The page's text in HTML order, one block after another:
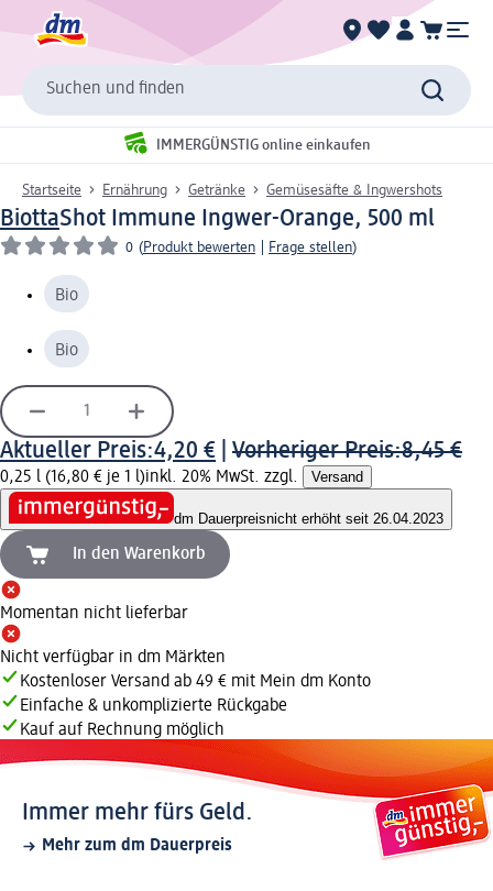
Suchen und finden
IMMERGÜNSTIG online einkaufen
Startseite Ernährung Getränke Gemüsesäfte & Ingwershots
BiottaShot Immune Ingwer-Orange, 500 ml
0 (Produkt bewerten Frage stellen)
Bio
Bio
Aktueller Preis:4,20 € Vorheriger Preis:8,45 €
0,25 l (16,80 € je 1 l)inkl. 20% MwSt. zzgl. Versand
dm Dauerpreisnicht erhöht seit 26.04.2023
In den Warenkorb
Momentan nicht lieferbar
Nicht verfügbar in dm Märkten
Kostenloser Versand ab 49 € mit Mein dm Konto
Einfache & unkomplizierte Rückgabe
Kauf auf Rechnung möglich
Immer mehr fürs Geld.
Mehr zum dm Dauerpreis